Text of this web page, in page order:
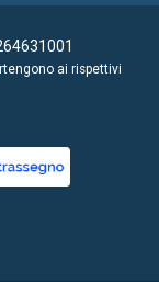
ai rispettivi